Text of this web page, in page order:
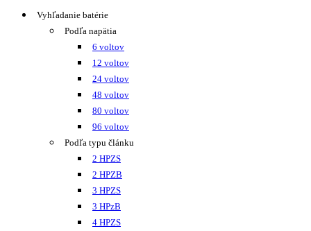
Vyhľadanie batérie
Podľa napätia
6 voltov
12 voltov
24 voltov
48 voltov
80 voltov
96 voltov
Podľa typu článku
2 HPZS
2 HPZB
3 HPZS
3 HPzB
4 HPZS